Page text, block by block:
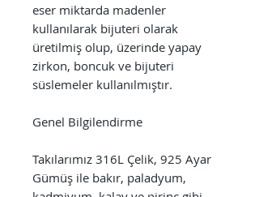
eser miktarda madenler
kullanılarak bijuteri olarak
üretilmiş olup, üzerinde yapay
zirkon, boncuk ve bijuteri
süslemeler kullanılmıştır.
Genel Bilgilendirme
Takılarımız 316L Çelik, 925 Ayar
Gümüş ile bakır, paladyum,